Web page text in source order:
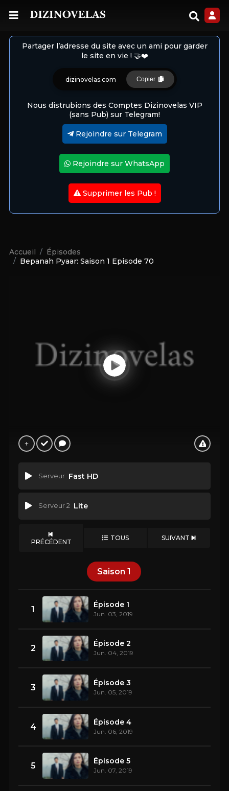
Partager l’adresse du site avec un ami pour garder
le site en vie ! 🤝❤️
dizinovelas.com Copier
Nous distrubions des Comptes Dizinovelas VIP
(sans Pub) sur Telegram!
Rejoindre sur Telegram
Rejoindre sur WhatsApp
Supprimer les Pub !
Accueil
Épisodes
Bepanah Pyaar: Saison 1 Episode 70
Serveur Fast HD
Serveur 2 Lite
PRÉCÉDENT TOUS SUIVANT
Saison 1
1 Épisode 1
Jun. 03, 2019
2 Épisode 2
Jun. 04, 2019
3 Épisode 3
Jun. 05, 2019
4 Épisode 4
Jun. 06, 2019
5 Épisode 5
Jun. 07, 2019